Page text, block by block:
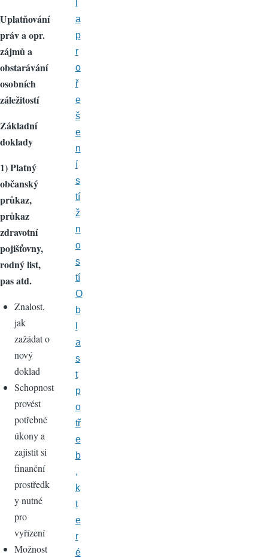
Uplatňování
práv a opr.
zájmů a
obstarávání
osobních
záležitostí
Základní
doklady
1) Platný
občanský
průkaz,
průkaz
zdravotní
pojišťovny,
rodný list,
pas atd.
Znalost,
jak
zažádat o
nový
doklad
Schopnost
provést
potřebné
úkony a
zajistit si
finanční
prostředk
y nutné
pro
vyřízení
Možnost
a
p
r
o
ř
e
š
e
n
í
s
tí
ž
n
o
s
tí
O
b
a
s
t
p
o
tř
e
b
,
k
t
e
r
é